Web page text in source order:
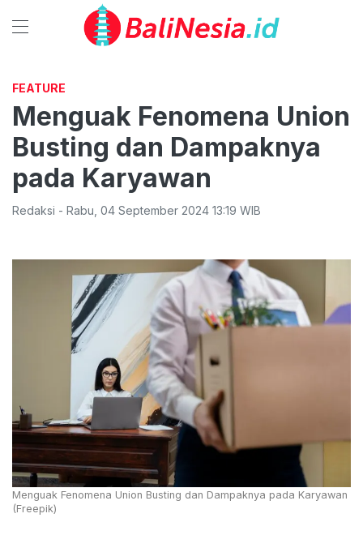
FEATURE
Menguak Fenomena Union
Busting dan Dampaknya
pada Karyawan
Redaksi - Rabu 04 September 2024 13:19 WIB
Menguak Fenomena Union Busting dan Dampaknya pada Karyawan
(Freepik)